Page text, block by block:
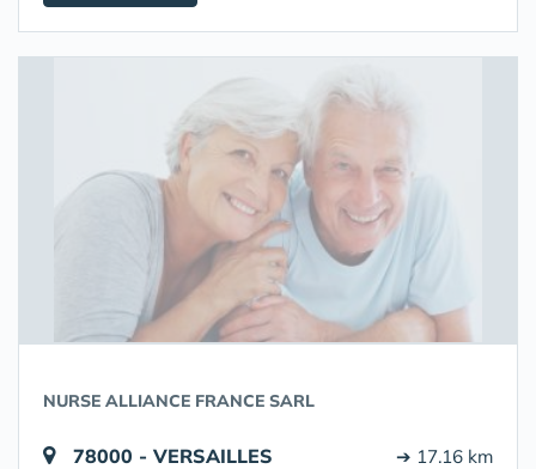
NURSE ALLIANCE FRANCE SARL
78000 - VERSAILLES ➔ 17.16 km